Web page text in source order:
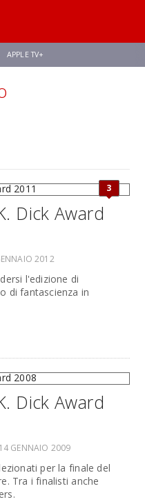
APPLE TV+
3
Dick Award
2012
l'edizione di
di fantascienza in
Dick Award
GENNAIO 2009
per la finale del
Tra i finalisti anche